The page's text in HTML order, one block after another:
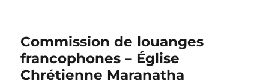
Commission de louanges
francophones – Église
Chrétienne Maranatha